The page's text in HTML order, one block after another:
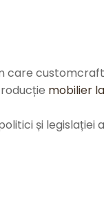
mobilier
și legislației